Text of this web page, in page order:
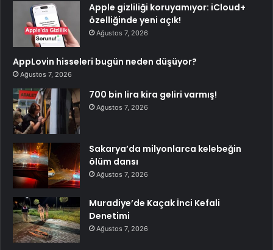
Apple gizliliği koruyamıyor: iCloud+
özelliğinde yeni açık!
Ağustos 7, 2026
AppLovin hisseleri bugün neden düşüyor?
Ağustos 7, 2026
700 bin lira kira geliri varmış!
Ağustos 7, 2026
Sakarya’da milyonlarca kelebeğin
ölüm dansı
Ağustos 7, 2026
Muradiye’de Kaçak İnci Kefali
Denetimi
Ağustos 7, 2026